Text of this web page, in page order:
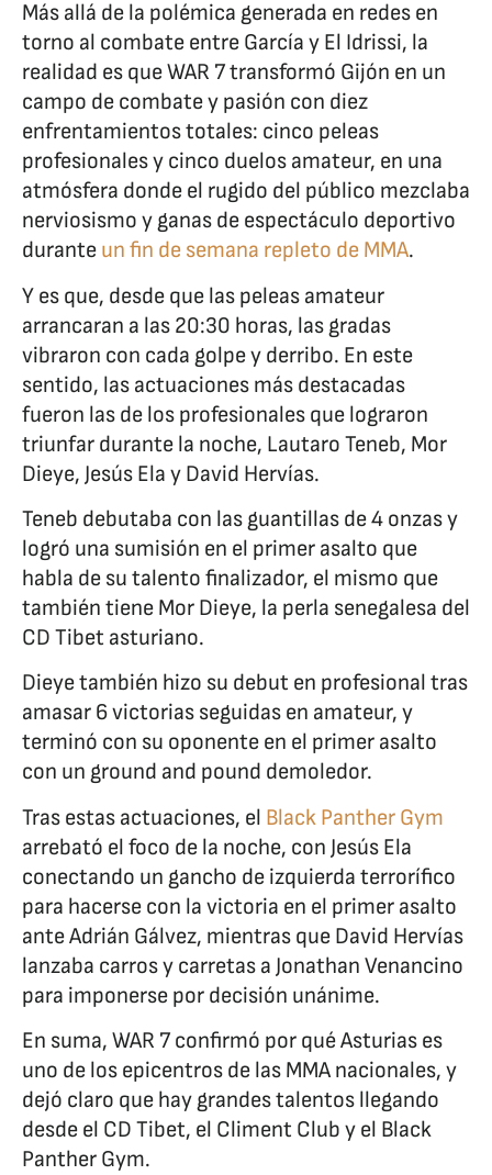
Más allá de la polémica generada en redes en
torno al combate entre García y El Idrissi, la
realidad es que WAR 7 transformó Gijón en un
campo de combate y pasión con diez
enfrentamientos totales: cinco peleas
profesionales y cinco duelos amateur, en una
atmósfera donde el rugido del público mezclaba
nerviosismo y ganas de espectáculo deportivo
durante un fin de semana repleto de MMA.
Y es que, desde que las peleas amateur
arrancaran a las 20:30 horas, las gradas
vibraron con cada golpe y derribo. En este
sentido, las actuaciones más destacadas
fueron las de los profesionales que lograron
triunfar durante la noche, Lautaro Teneb, Mor
Dieye, Jesús Ela y David Hervías.
Teneb debutaba con las guantillas de 4 onzas y
logró una sumisión en el primer asalto que
habla de su talento finalizador, el mismo que
también tiene Mor Dieye, la perla senegalesa del
CD Tibet asturiano.
Dieye también hizo su debut en profesional tras
amasar 6 victorias seguidas en amateur, y
terminó con su oponente en el primer asalto
con un ground and pound demoledor.
Tras estas actuaciones, el Black Panther Gym
arrebató el foco de la noche, con Jesús Ela
conectando un gancho de izquierda terrorífico
para hacerse con la victoria en el primer asalto
ante Adrián Gálvez, mientras que David Hervías
lanzaba carros y carretas a Jonathan Venancino
para imponerse por decisión unánime.
En suma, WAR 7 confirmó por qué Asturias es
uno de los epicentros de las MMA nacionales, y
dejó claro que hay grandes talentos llegando
desde el CD Tibet, el Climent Club y el Black
Panther Gym.